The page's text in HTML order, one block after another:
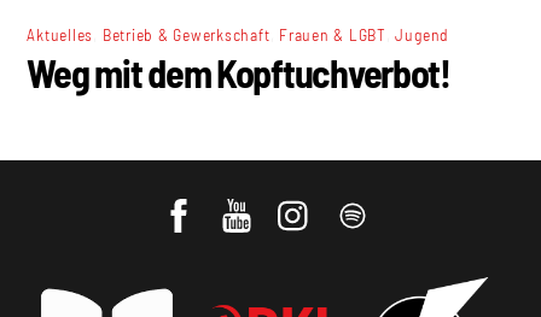
Aktuelles Betrieb & Gewerkschaft Frauen & LGBT ,Jugend
Weg mit dem Kopftuchverbot!